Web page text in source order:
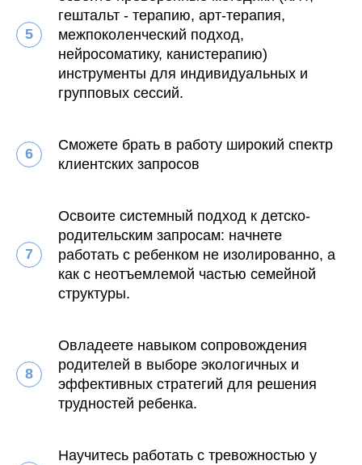
гештальт - терапию, арт-терапия,
межпоколенческий подход,
нейросоматику, канистерапию)
инструменты для индивидуальных и
групповых сессий.
Сможете брать в работу широкий спектр
клиентских запросов
Освоите системный подход к детско-
родительским запросам: начнете
работать с ребенком не изолированно, а
как с неотъемлемой частью семейной
структуры.
Овладеете навыком сопровождения
родителей в выборе экологичных и
эффективных стратегий для решения
трудностей ребенка.
Научитесь работать с тревожностью у